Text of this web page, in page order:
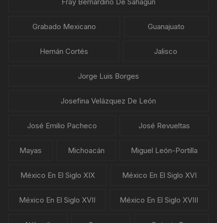
Grabado Mexicano Guanajuato
Hernán Cortés Jalisco
Jorge Luis Borges
Josefina Velázquez De León
José Emilio Pacheco José Revueltas
Mayas Michoacán Miguel León-Portilla
México En El Siglo XIX México En El Siglo XVI
México En El Siglo XVII México En El Siglo XVIII